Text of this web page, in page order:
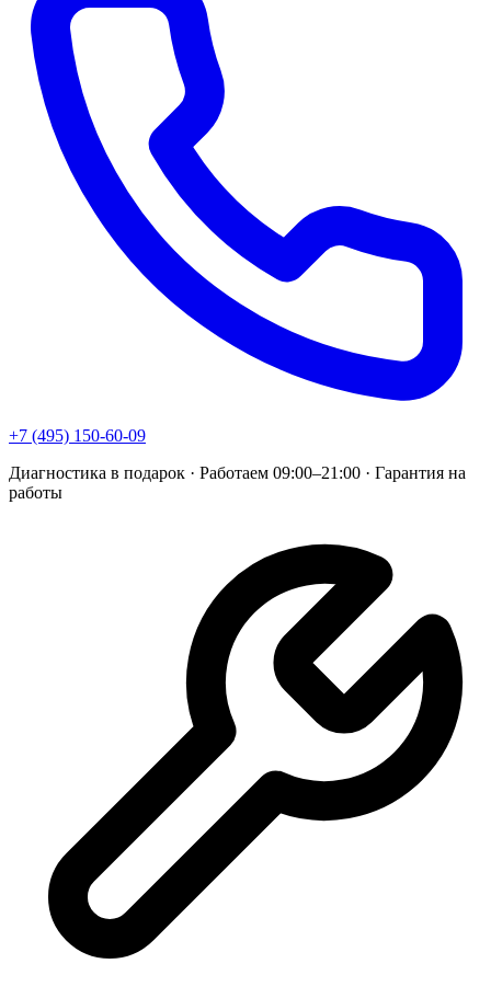
+7 (495) 150-60-09
Диагностика в подарок · Работаем 09:00–21:00 · Гарантия на
работы